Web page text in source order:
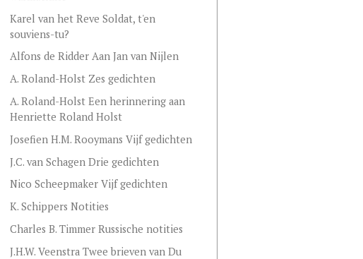
Karel van het Reve Soldat, t'en
souviens-tu?
Alfons de Ridder Aan Jan van Nijlen
A. Roland-Holst Zes gedichten
A. Roland-Holst Een herinnering aan
Henriette Roland Holst
Josefien H.M. Rooymans Vijf gedichten
J.C. van Schagen Drie gedichten
Nico Scheepmaker Vijf gedichten
K. Schippers Notities
Charles B. Timmer Russische notities
J.H.W. Veenstra Twee brieven van Du